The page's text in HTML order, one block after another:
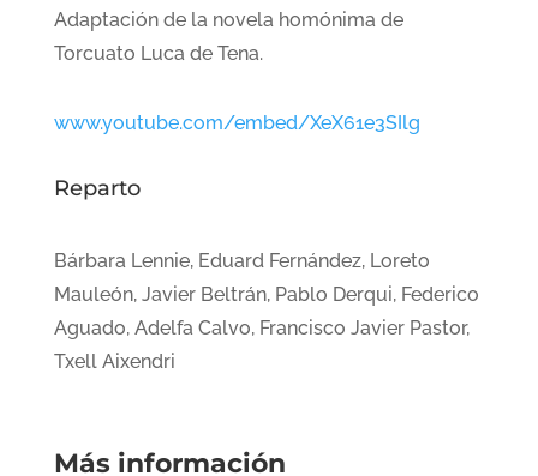
Adaptación de la novela homónima de
Torcuato Luca de Tena.
www.youtube.com/embed/XeX61e3SIlg
Reparto
Bárbara Lennie, Eduard Fernández, Loreto
Mauleón, Javier Beltrán, Pablo Derqui, Federico
Aguado, Adelfa Calvo, Francisco Javier Pastor,
Txell Aixendri
Más información